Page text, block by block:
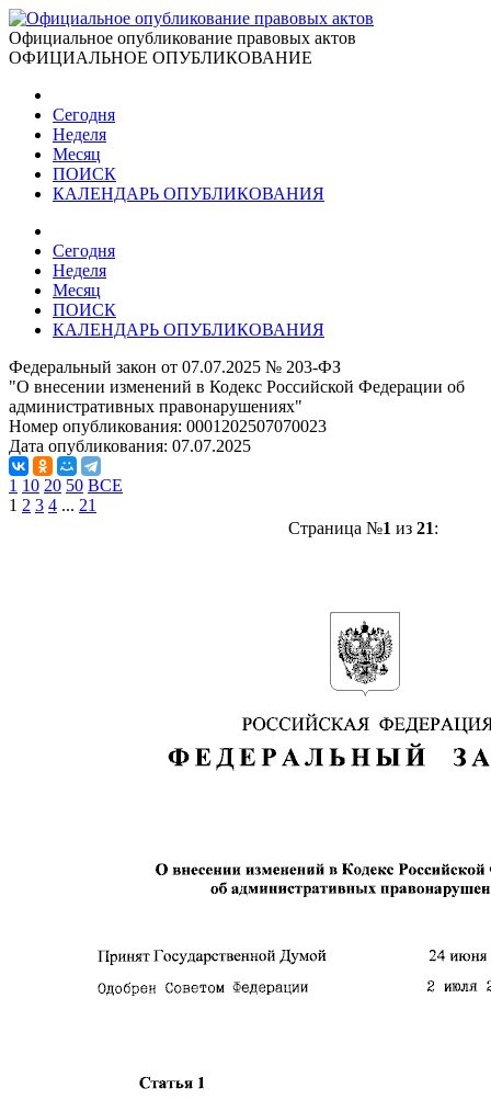
Официальное опубликование правовых актов
ОФИЦИАЛЬНОЕ ОПУБЛИКОВАНИЕ
Сегодня
Неделя
Месяц
ПОИСК
КАЛЕНДАРЬ ОПУБЛИКОВАНИЯ
Сегодня
Неделя
Месяц
ПОИСК
КАЛЕНДАРЬ ОПУБЛИКОВАНИЯ
Федеральный закон от 07.07.2025 № 203-ФЗ
"О внесении изменений в Кодекс Российской Федерации об
административных правонарушениях"
Номер опубликования: 0001202507070023
Дата опубликования: 07.07.2025
1 10 20 50 ВСЕ
1 2 3 4 ... 21
Страница №1 из 21: